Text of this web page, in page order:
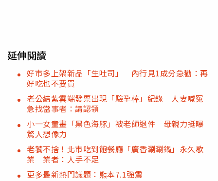
延伸閱讀
好市多上架新品「生吐司」 內行見1成分急勸：再
好吃也不要買
老公結紮雲端發票出現「驗孕棒」紀錄 人妻喊冤
急找當事者：請認領
小一女童畫「黑色海豚」被老師退件 母親力挺曝
驚人想像力
老饕不捨！北市吃到飽餐廳「廣香涮涮鍋」永久歇
業 業者：人手不足
更多最新熱門議題：熊本7.1強震